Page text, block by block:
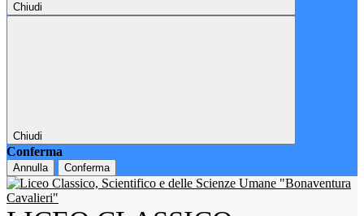
Chiudi
Chiudi
Conferma
Annulla Conferma